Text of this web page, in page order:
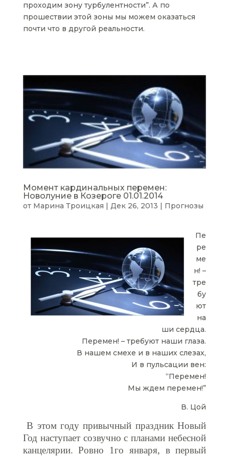
проходим зону турбулентности”. А по
прошествии этой зоны мы можем оказаться
почти что в другой реальности.
Момент кардинальных перемен:
Новолуние в Козероге 01.01.2014
от Марина Троицкая | Дек 26, 2013 | Прогнозы
Пе
ре
ме
н! –
тре
бу
ют
на
ши сердца.
Перемен! – требуют наши глаза.
В нашем смехе и в наших слезах,
И в пульсации вен:
“Перемен!
Мы ждем перемен!”
В. Цой
В этом году привычный праздник Новый
Год наступает созвучно с планами небесной
канцелярии. Ровно 1го января, в первый